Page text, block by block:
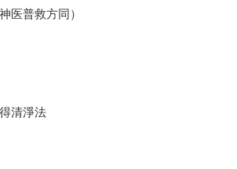
医普救方同）
清淨法